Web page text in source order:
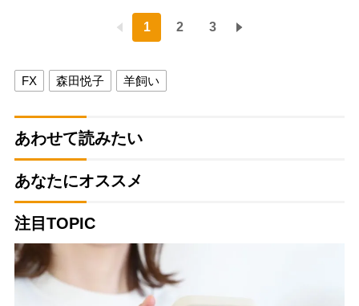
1 2 3
FX 森田悦子 羊飼い
あわせて読みたい
あなたにオススメ
注目TOPIC